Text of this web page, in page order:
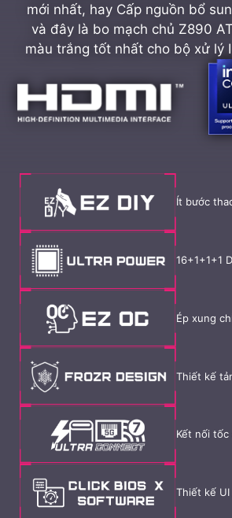
mới nhất, hay Cấp nguồn bổ
và đây là bo mạch chủ Z890
màu trắng tốt nhất cho bộ xử lý
Ít bước
16+1+1+1
Ép xung
Thiết kế
Kết nối tốc
Thiết kế